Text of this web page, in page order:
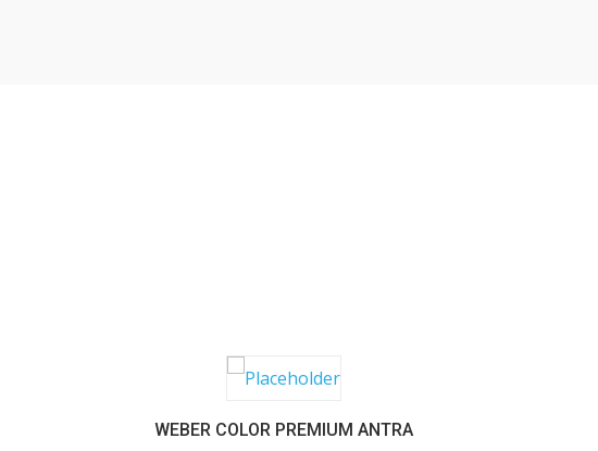
WEBER COLOR PREMIUM ANTRA